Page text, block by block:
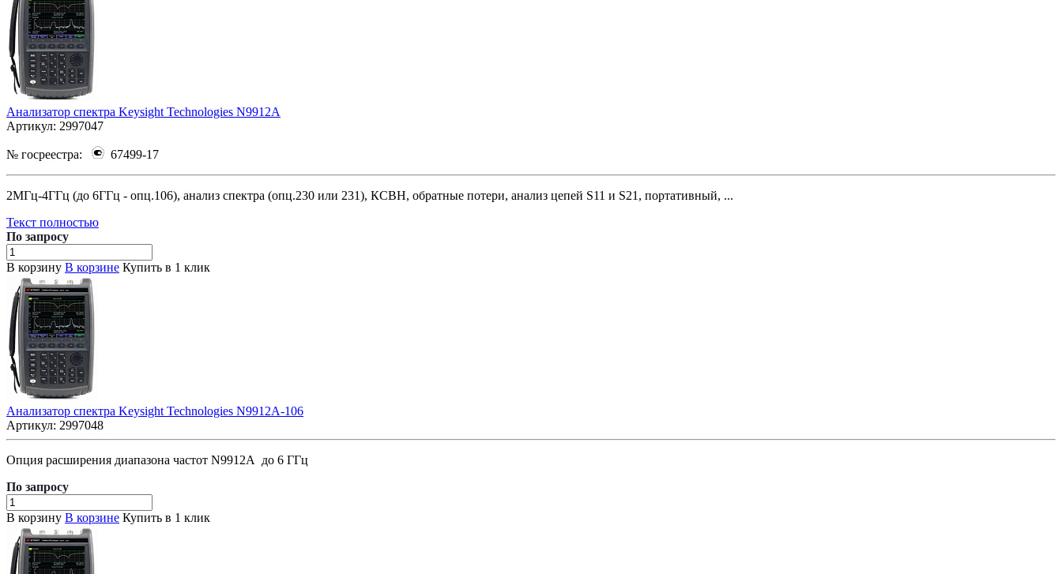
Анализатор спектра Keysight Technologies N9912A
Артикул: 2997047
№ госреестра: 67499-17
2МГц-4ГГц (до 6ГГц - опц.106), анализ спектра (опц.230 или 231), КСВН, обратные потери, анализ цепей S11 и S21, портативный, ...
Текст полностью
По запросу
В корзину В корзине Купить в 1 клик
Анализатор спектра Keysight Technologies N9912A-106
Артикул: 2997048
Опция расширения диапазона частот N9912A до 6 ГГц
По запросу
В корзину В корзине Купить в 1 клик